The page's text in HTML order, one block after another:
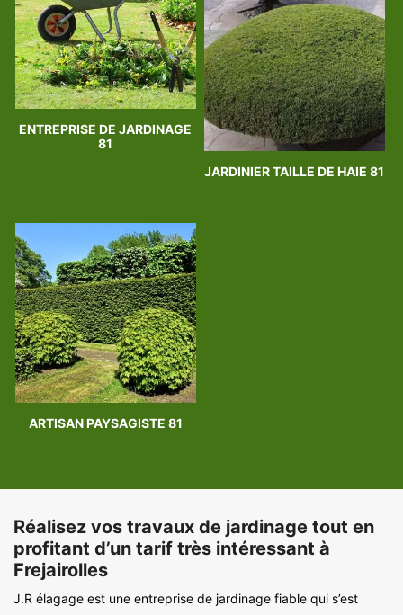
ENTREPRISE DE JARDINAGE
81
JARDINIER TAILLE DE HAIE 81
ARTISAN PAYSAGISTE 81
Réalisez vos travaux de jardinage tout en
profitant d’un tarif très intéressant à
Frejairolles
J.R élagage est une entreprise de jardinage fiable qui s’est